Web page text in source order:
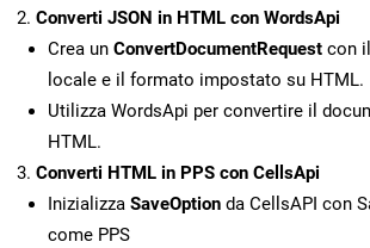
Converti JSON in HTML con WordsApi
Crea un ConvertDocumentRequest con
locale e il formato impostato su HTML.
Utilizza WordsApi per convertire il
HTML.
Converti HTML in PPS con CellsApi
Inizializza SaveOption da CellsAPI con
come PPS